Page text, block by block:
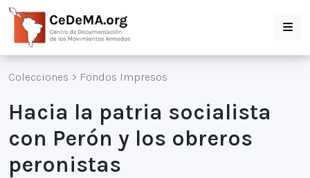
Colecciones > Fondos Impresos
Hacia la patria socialista
con Perón y los obreros
peronistas